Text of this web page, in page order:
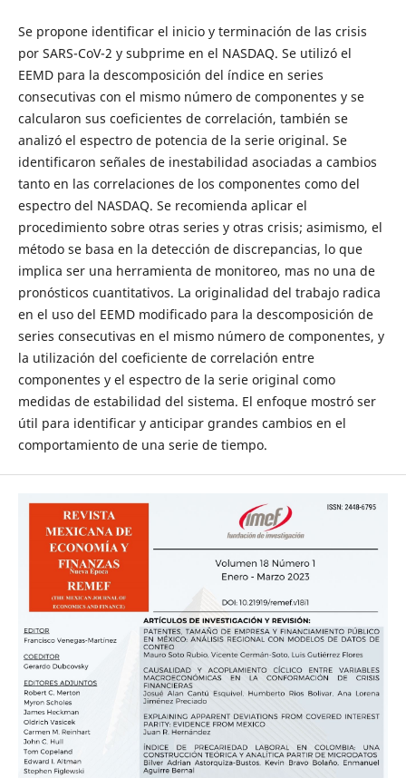
Se propone identificar el inicio y terminación de las crisis
por SARS-CoV-2 y subprime en el NASDAQ. Se utilizó el
EEMD para la descomposición del índice en series
consecutivas con el mismo número de componentes y se
calcularon sus coeficientes de correlación, también se
analizó el espectro de potencia de la serie original. Se
identificaron señales de inestabilidad asociadas a cambios
tanto en las correlaciones de los componentes como del
espectro del NASDAQ. Se recomienda aplicar el
procedimiento sobre otras series y otras crisis; asimismo, el
método se basa en la detección de discrepancias, lo que
implica ser una herramienta de monitoreo, mas no una de
pronósticos cuantitativos. La originalidad del trabajo radica
en el uso del EEMD modificado para la descomposición de
series consecutivas en el mismo número de componentes, y
la utilización del coeficiente de correlación entre
componentes y el espectro de la serie original como
medidas de estabilidad del sistema. El enfoque mostró ser
útil para identificar y anticipar grandes cambios en el
comportamiento de una serie de tiempo.